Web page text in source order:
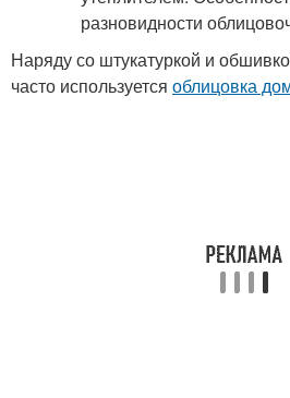
Наряду со штукатуркой и
часто используется облицовка